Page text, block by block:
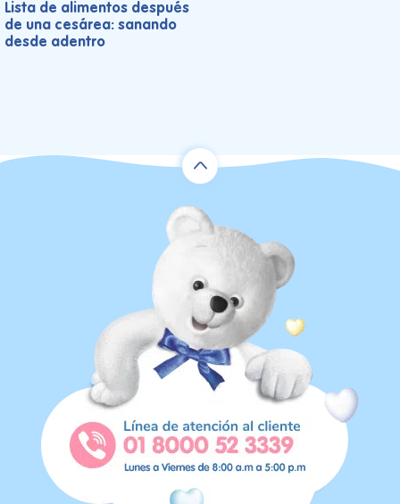
Lista de alimentos después
de una cesárea: sanando
desde adentro